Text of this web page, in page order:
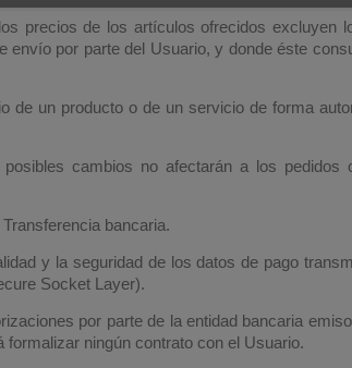
precios de los artículos ofrecidos
envío por parte del Usuario, y donde éste
de un producto o de un servicio de forma
cambios no afectarán a los
bancaria.
y la seguridad de los datos de pago
Socket Layer).
por parte de la entidad bancaria
ningún contrato con el Usuario.